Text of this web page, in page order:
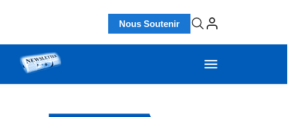
Nous Soutenir